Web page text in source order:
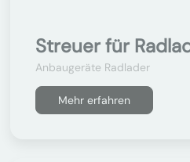
Streuer für
Anbaugeräte Radlader
Mehr erfahren